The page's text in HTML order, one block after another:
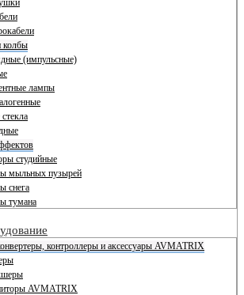
колбы
(импульсные)
лампы
студийные
мыльных пузырей
снега
тумана
контроллеры и аксессуары AVMATRIX
AVMATRIX